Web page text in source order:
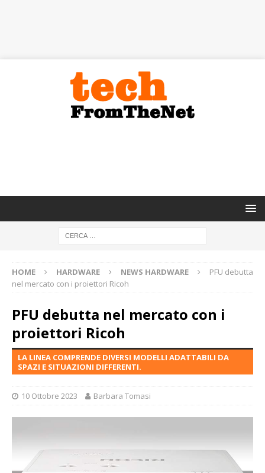
HOME HARDWARE NEWS HARDWARE
PFU debutta
nel mercato con i proiettori Ricoh
PFU debutta nel mercato con i
proiettori Ricoh
LA LINEA COMPRENDE DIVERSI MODELLI ADATTABILI DA
SPAZI E SITUAZIONI DIFFERENTI.
10 Ottobre 2023 Barbara Tomasi